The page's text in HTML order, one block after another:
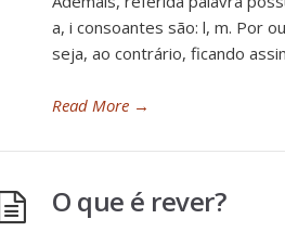
a, i consoantes são: l, m. Por
seja, ao contrário, ficando
Read More →
O que é rever?